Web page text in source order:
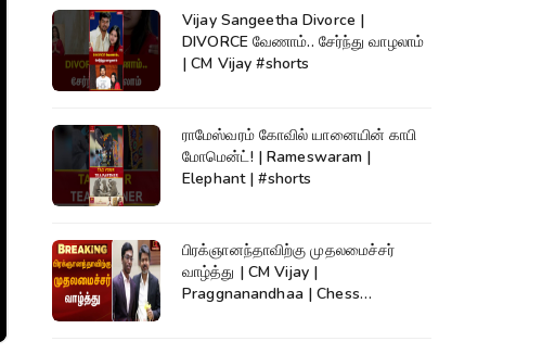
Vijay Sangeetha Divorce |
DIVORCE வேணாம்.. சேர்ந்து வாழலாம்
| CM Vijay #shorts
ராமேஸ்வரம் கோவில் யானையின் காபி
மோமென்ட்! | Rameswaram |
Elephant | #shorts
பிரக்ஞானந்தாவிற்கு முதலமைச்சர்
வாழ்த்து | CM Vijay |
Praggnanandhaa | Chess